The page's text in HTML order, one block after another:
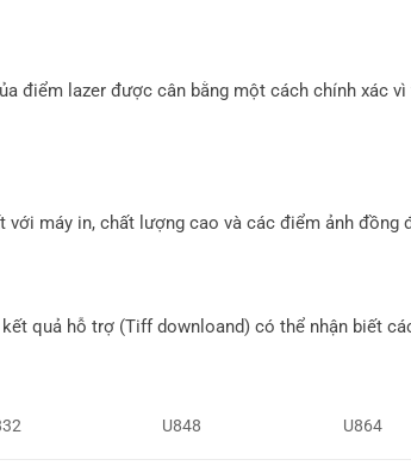
điểm lazer được cân bằng một cách chính xác
máy in, chất lượng cao và các điểm ảnh
quả hỗ trợ (Tiff downloand) có thể nhận biết
U848 U864